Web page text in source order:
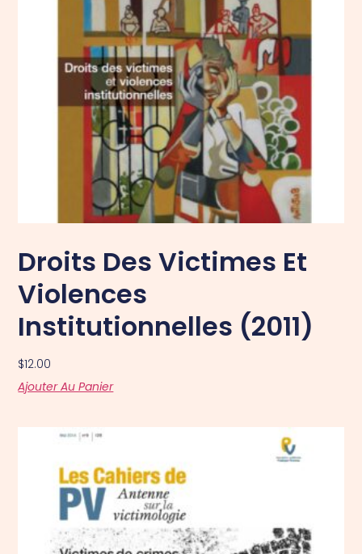
Droits Des Victimes Et
Violences
Institutionnelles (2011)
$12.00
Ajouter Au Panier